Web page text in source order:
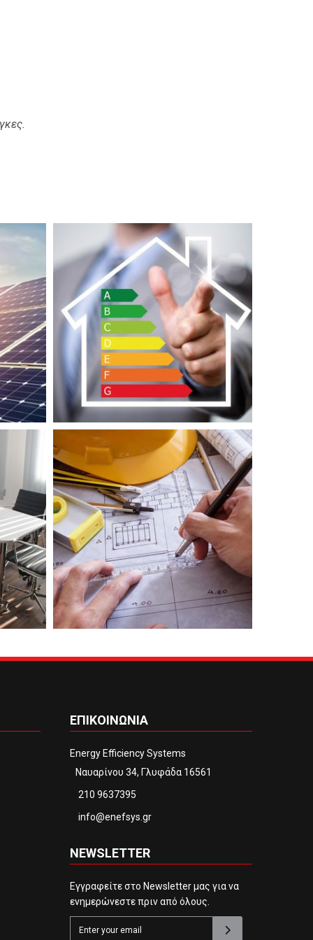
ΕΠΙΚΟΙΝΩΝΙΑ
Energy Efficiency Systems
Ναυαρίνου 34, Γλυφάδα 16561
210 9637395
info@enefsys.gr
NEWSLETTER
Εγγραφείτε στο Newsletter μας για να
ενημερώνεστε πριν από όλους.